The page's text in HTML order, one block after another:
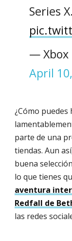
Series X.
— Xbox
April
¿Cómo puedes
parte de una
tiendas. Aun
buena
lo que tienes
aventura
Redfall de
las redes